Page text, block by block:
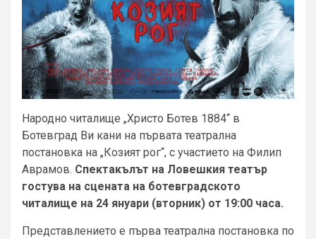
Народно читалище „Христо Ботев 1884“ в
Ботевград Ви кани на първата театрална
постановка на „Козият рог“, с участието на Филип
Аврамов. Спектакълът на Ловешкия театър
гостува на сцената на ботевградското
читалище на 24 януари (вторник) от 19:00 часа.
Представлението е първа театрална постановка по